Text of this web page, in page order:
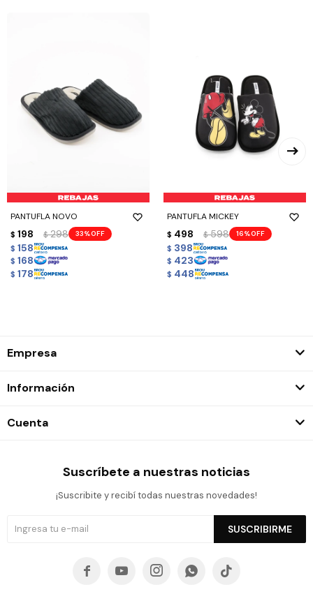
PANTUFLA NOVO
$ 198 $ 298 33
$ 158
$ 168
$ 178
PANTUFLA MICKEY
$ 498 $ 598 16
$ 398
$ 423
$ 448
Empresa
Información
Cuenta
Suscríbete a nuestras noticias
¡Suscribite y recibí todas nuestras novedades!
SUSCRIBIRME
    